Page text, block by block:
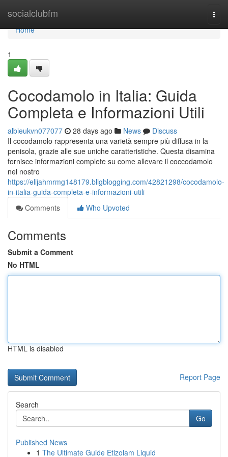
socialclubfm
Home
Home
1
Cocodamolo in Italia: Guida
Completa e Informazioni Utili
albieukvn077077 28 days ago News
Discuss
Il cocodamolo rappresenta una varietà sempre più diffusa in la
penisola, grazie alle sue uniche caratteristiche. Questa disamina
fornisce informazioni complete su come allevare il coccodamolo
nel nostro
https://elijahmrmg148179.bligblogging.com/42821298/cocodamolo-
in-italia-guida-completa-e-informazioni-utili
Comments
Who Upvoted
Comments
Submit a Comment
No HTML
HTML is disabled
Report Page
Search
Go
Published News
1 The Ultimate Guide Etizolam Liquid